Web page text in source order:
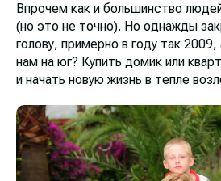
Впрочем как и большинство
(но это не точно). Но однажды
голову, примерно в году так
нам на юг? Купить домик или
и начать новую жизнь в тепле